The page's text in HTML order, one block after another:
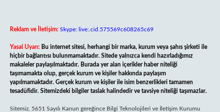
Reklam ve İletişim: Skype: live:.cid.575569c608265c69
Yasal Uyarı: Bu internet sitesi, herhangi bir marka, kurum veya şahıs şirketi ile
hiçbir bağlantısı bulunmamaktadır. Sitede yalnızca kendi hazırladığımız
makaleler paylaşılmaktadır. Burada yer alan içerikler haber niteliği
taşımamakta olup, gerçek kurum ve kişiler hakkında paylaşım
yapılmamaktadır. Gerçek kurum ve kişiler ile isim benzerlikleri tamamen
tesadüfidir. Sitemizdeki bilgiler taslak halindedir ve tavsiye niteliği taşımazlar.
Sitemiz, 5651 Sayılı Kanun gereğince Bilgi Teknolojileri ve İletişim Kurumu